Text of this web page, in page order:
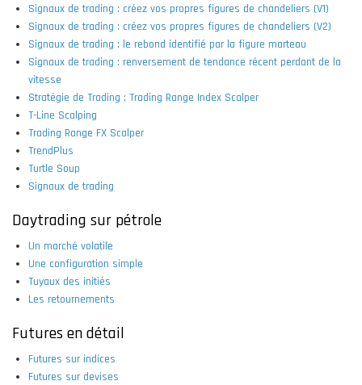
Signaux de trading : créez vos propres figures de chandeliers (V1)
Signaux de trading : créez vos propres figures de chandeliers (V2)
Signaux de trading : le rebond identifié par la figure marteau
Signaux de trading : renversement de tendance récent perdant de la
vitesse
Stratégie de Trading : Trading Range Index Scalper
T-Line Scalping
Trading Range FX Scalper
TrendPlus
Turtle Soup
Signaux de trading
Daytrading sur pétrole
Un marché volatile
Une configuration simple
Tuyaux des initiés
Les retournements
Futures en détail
Futures sur indices
Futures sur devises